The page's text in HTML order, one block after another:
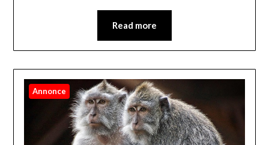
Read more
Annonce